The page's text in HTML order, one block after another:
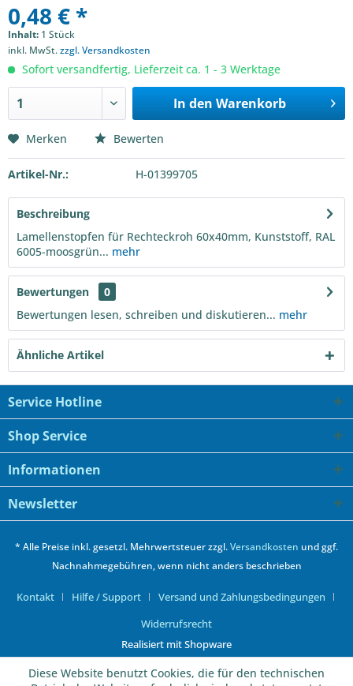
0,48 € *
Inhalt: 1 Stück
inkl. MwSt.zzgl. Versandkosten
Sofort versandfertig, Lieferzeit ca. 1 - 3 Werktage
In den Warenkorb
Merken Bewerten
Artikel-Nr.: H-01399705
Beschreibung
Lamellenstopfen für Rechteckroh 60x40mm, Kunststoff, RAL
6005-moosgrün... mehr
Bewertungen
0
Bewertungen lesen, schreiben und diskutieren... mehr
Ähnliche Artikel
Service Hotline
Shop Service
Informationen
Newsletter
* Alle Preise inkl. gesetzl. Mehrwertsteuer zzgl.Versandkosten und ggf.
Nachnahmegebühren, wenn nicht anders beschrieben
Kontakt Hilfe / Support
Versand und Zahlungsbedingungen
Widerrufsrecht
Realisiert mit Shopware
Diese Website benutzt Cookies, die für den technischen